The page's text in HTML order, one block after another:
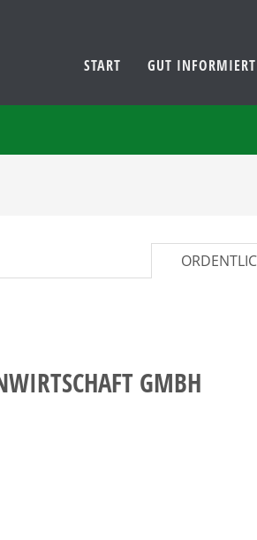
START GUT INFORMIERT
GMBH